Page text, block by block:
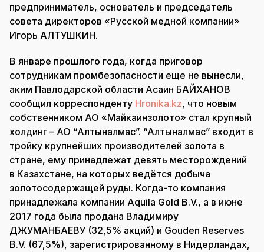
предприниматель, основатель и председатель
совета директоров «Русской медной компании»
Игорь АЛТУШКИН.
В январе прошлого года, когда приговор
сотрудникам промбезопасности еще не вынесли,
аким Павлодарской области Асаин БАЙХАНОВ
сообщил корреспонденту Hronika.kz, что новым
собственником АО «Майкаинзолото» стал крупный
холдинг – АО “Алтыналмас”. “Алтыналмас” входит в
тройку крупнейших производителей золота в
стране, ему принадлежат девять месторождений
в Казахстане, на которых ведётся добыча
золотосодержащей руды. Когда-то компания
принадлежала компании Aquila Gold B.V., а в июне
2017 года была продана Владимиру
ДЖУМАНБАЕВУ (32,5% акций) и Gouden Reserves
B.V. (67,5%), зарегистрированному в Нидерландах,